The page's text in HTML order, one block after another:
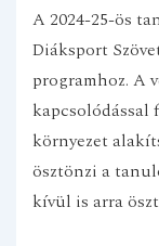
A 2024-25-ös
Diáksport
programhoz. A
környezet
ösztönzi a
kívül is arra